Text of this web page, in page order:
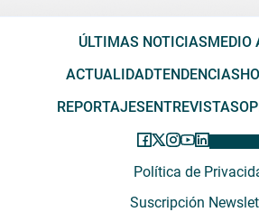
ÚLTIMAS NOTICIASMEDIO
ACTUALIDADTENDENCIAS
REPORTAJESENTREVISTAS
Política de
Suscripción